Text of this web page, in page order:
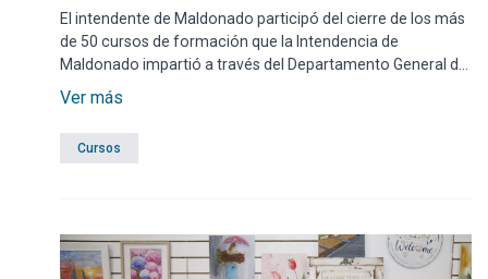
El intendente de Maldonado participó del cierre de los más
de 50 cursos de formación que la Intendencia de
Maldonado impartió a través del Departamento General de
Desarrollo e Integración Social. La actividad, realizada el
la entrega de diplomas a las personas que culminaron las
capacitaciones gratuitas ofrecidas este año.
Ver más
Cursos